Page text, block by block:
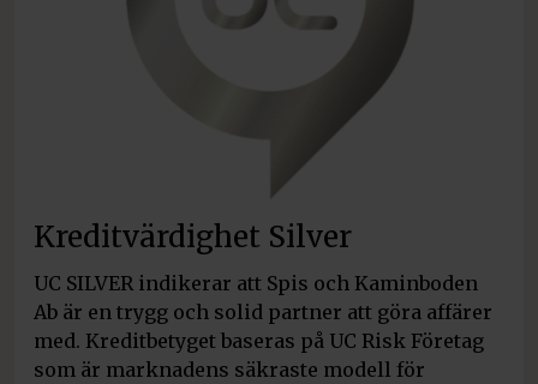
Kreditvärdighet Silver
UC SILVER indikerar att Spis och Kaminboden
Ab är en trygg och solid partner att göra affärer
med. Kreditbetyget baseras på UC Risk Företag
som är marknadens säkraste modell för